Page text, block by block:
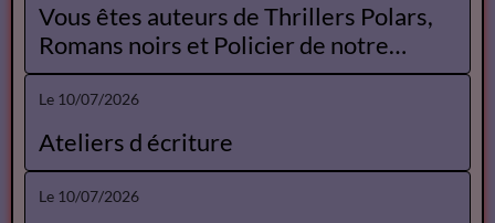
Vous êtes auteurs de Thrillers Polars,
Romans noirs et Policier de notre
Catalogue
Le 10/07/2026
Ateliers d écriture
Le 10/07/2026